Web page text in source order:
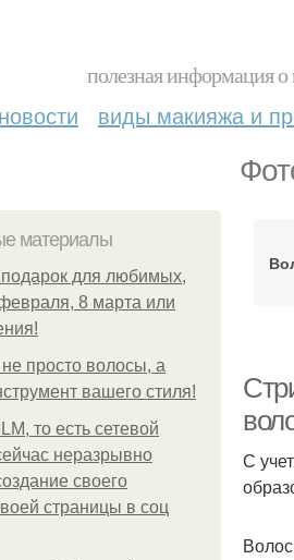
полезная информация о
новости виды макияжа и
материалы
для любимых,
8 марта или
просто волосы, а
вашего стиля!
то есть сетевой
неразрывно
своего
страницы в соц
С